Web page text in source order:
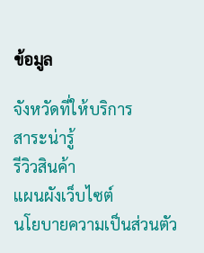
ข้อมูล
จังหวัดที่ให้บริการ
สาระน่ารู้
รีวิวสินค้า
แผนผังเว็บไซต์
นโยบายความเป็นส่วนตัว